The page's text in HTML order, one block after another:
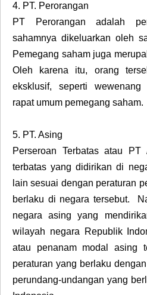
4. PT. Perorangan
PT Perorangan adalah
sahamnya dikeluarkan oleh
Pemegang saham juga
Oleh karena itu, orang
eksklusif, seperti
rapat umum pemegang saham.
5. PT. Asing
Perseroan Terbatas atau PT
terbatas yang didirikan di
lain sesuai dengan peraturan
berlaku di negara tersebut.
negara asing yang
wilayah negara Republik
atau penanam modal asing
peraturan yang berlaku
perundang-undangan yang